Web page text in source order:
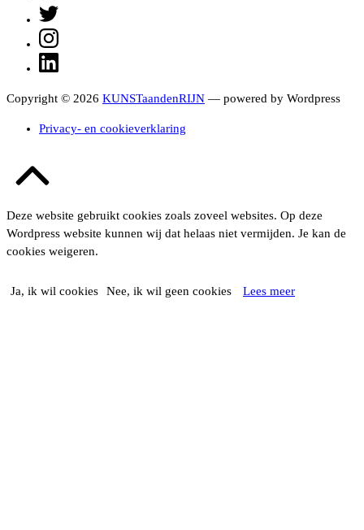
Twitter
Instagram
Copyright © 2026 KUNSTaandenRIJN — powered by Wordpress
Privacy- en cookieverklaring
Deze website gebruikt cookies zoals zoveel websites. Op deze
Wordpress website kunnen wij dat helaas niet vermijden. Je kan de
cookies weigeren.
Ja, ik wil cookies Nee, ik wil geen cookies Lees meer